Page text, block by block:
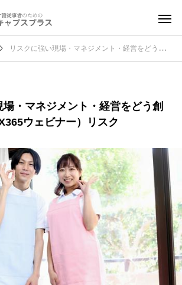
リスクに強い現場・マネジメント・経営をどう創るか（CareTEX365ウェビナー）リスク
場・マネジメント・経営をどう創
ウェビナー）リスク